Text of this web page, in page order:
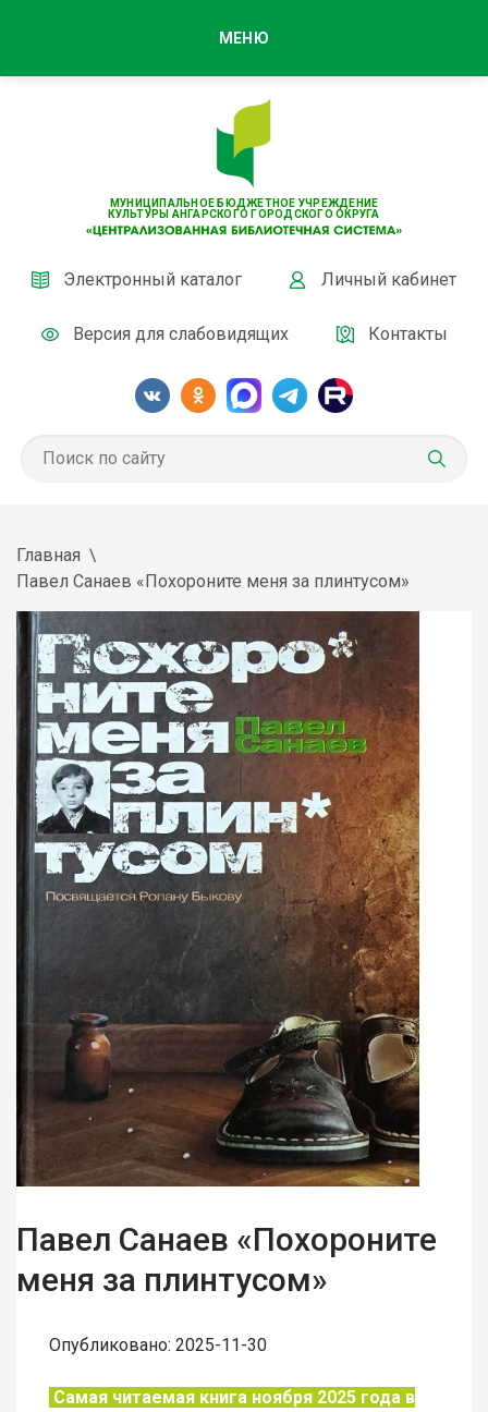
МУНИЦИПАЛЬНОЕ БЮДЖЕТНОЕ УЧРЕЖДЕНИЕ
КУЛЬТУРЫ АНГАРСКОГО ГОРОДСКОГО ОКРУГА
Электронный каталог Личный кабинет
Версия для слабовидящих Контакты
МЕНЮ
Главная
Павел Санаев «Похороните меня за плинтусом»
Павел Санаев «Похороните
меня за плинтусом»
Опубликовано: 2025-11-30
Самая читаемая книга ноября 2025 года в